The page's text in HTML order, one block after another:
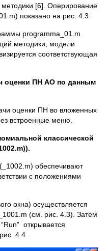
методики [6]. Оперирование
показано на рис. 4.3.
programma_01.m
методики, модели
соответствующая
оценки ПН АО по данным
оценки ПН во вложенных
встроенные меню.
классической
m)).
обеспечивают
с положениями
окна) осуществляется
(см. рис. 4.3). Затем
открывается
4.4.